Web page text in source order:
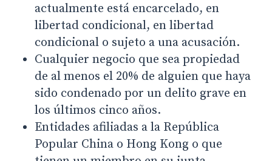
actualmente está encarcelado, en
libertad condicional, en libertad
condicional o sujeto a una acusación.
Cualquier negocio que sea propiedad
de al menos el 20% de alguien que haya
sido condenado por un delito grave en
los últimos cinco años.
Entidades afiliadas a la República
Popular China o Hong Kong o que